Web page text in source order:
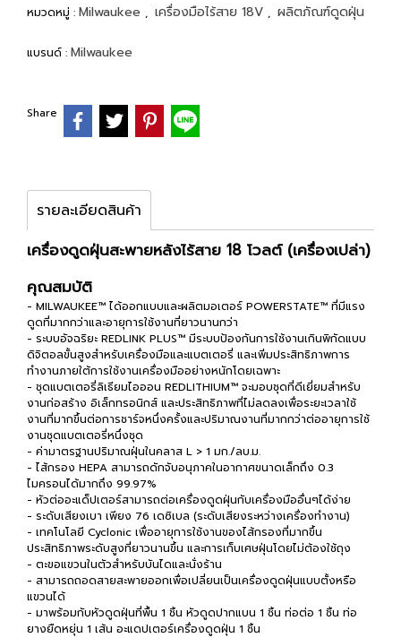
หมวดหมู่ : Milwaukee , เครื่องมือไร้สาย 18V , ผลิตภัณฑ์ดูดฝุ่น
แบรนด์ : Milwaukee
Share
รายละเอียดสินค้า
เครื่องดูดฝุ่นสะพายหลังไร้สาย 18 โวลต์ (เครื่องเปล่า)
คุณสมบัติ
- MILWAUKEE™ ได้ออกแบบและผลิตมอเตอร์ POWERSTATE™ ที่มีแรง
ดูดที่มากกว่าและอายุการใช้งานที่ยาวนานกว่า
- ระบบอัจฉริยะ REDLINK PLUS™ มีระบบป้องกันการใช้งานเกินพิกัดแบบ
ดิจิตอลขั้นสูงสำหรับเครื่องมือและแบตเตอรี่ และเพิ่มประสิทธิภาพการ
ทำงานภายใต้การใช้งานเครื่องมืออย่างหนักโดยเฉพาะ
- ชุดแบตเตอรี่ลิเธียมไอออน REDLITHIUM™ จะมอบชุดที่ดีเยี่ยมสำหรับ
งานก่อสร้าง อิเล็กทรอนิกส์ และประสิทธิภาพที่ไม่ลดลงเพื่อระยะเวลาใช้
งานที่มากขึ้นต่อการชาร์จหนึ่งครั้งและปริมาณงานที่มากกว่าต่ออายุการใช้
งานชุดแบตเตอรี่หนึ่งชุด
- ค่ามาตรฐานปริมาณฝุ่นในคลาส L > 1 มก./ลบ.ม.
- ไส้กรอง HEPA สามารถดักจับอนุภาคในอากาศขนาดเล็กถึง 0.3
ไมครอนได้มากถึง 99.97%
- หัวต่ออะแด็ปเตอร์สามารถต่อเครื่องดูดฝุ่นกับเครื่องมืออื่นๆได้ง่าย
- ระดับเสียงเบา เพียง 76 เดซิเบล (ระดับเสียงระหว่างเครื่องทำงาน)
- เทคโนโลยี Cyclonic เพื่ออายุการใช้งานของไส้กรองที่มากขึ้น
ประสิทธิภาพระดับสูงที่ยาวนานขึ้น และการเก็บเศษฝุ่นโดยไม่ต้องใช้ถุง
- ตะขอแขวนในตัวสำหรับบันไดและนั่งร้าน
- สามารถถอดสายสะพายออกเพื่อเปลี่ยนเป็นเครื่องดูดฝุ่นแบบตั้งหรือ
แขวนได้
- มาพร้อมกับหัวดูดฝุ่นที่พื้น 1 ชิ้น หัวดูดปากแบน 1 ชิ้น ท่อต่อ 1 ชิ้น ท่อ
ยางยืดหยุ่น 1 เส้น อะแดปเตอร์เครื่องดูดฝุ่น 1 ชิ้น